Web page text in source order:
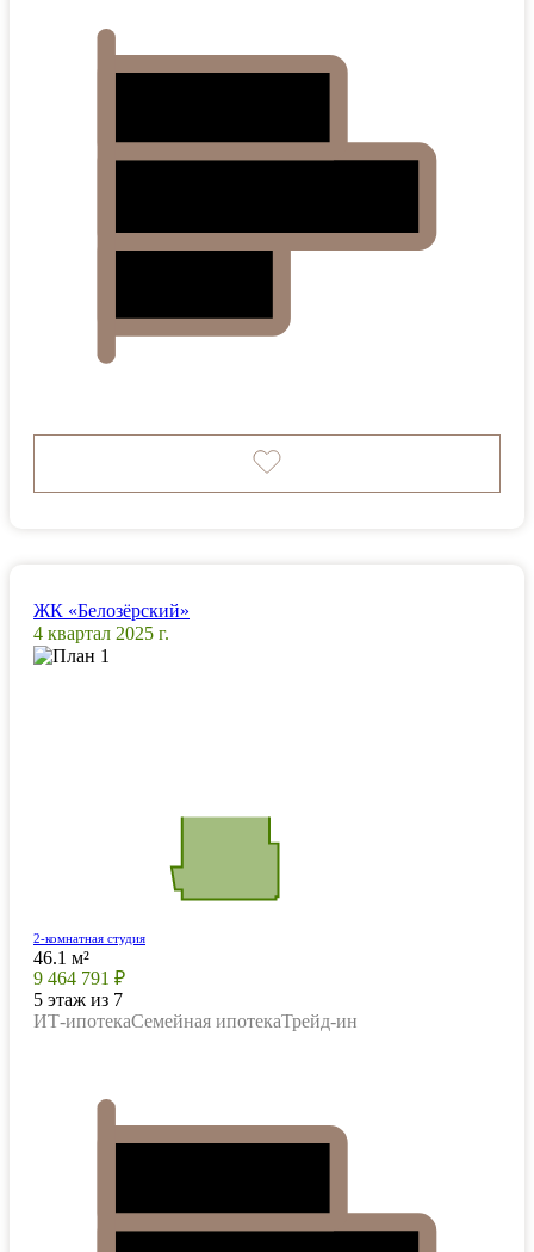
ЖК «Белозёрский»
4 квартал 2025 г.
2-комнатная студия
46.1 м²
9 464 791 ₽
5 этаж из 7
ИТ-ипотекаСемейная ипотекаТрейд-ин